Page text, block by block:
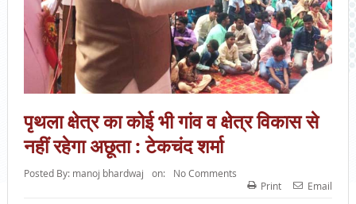
पृथला क्षेत्र का कोई भी गांव व क्षेत्र विकास से
नहीं रहेगा अछूता : टेकचंद शर्मा
Posted By: manoj bhardwaj on:
No Comments
Print
Email